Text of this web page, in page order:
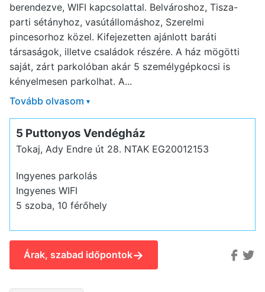
berendezve, WIFI kapcsolattal. Belvároshoz, Tisza-
parti sétányhoz, vasútállomáshoz, Szerelmi
pincesorhoz közel. Kifejezetten ajánlott baráti
társaságok, illetve családok részére. A ház mögötti
saját, zárt parkolóban akár 5 személygépkocsi is
kényelmesen parkolhat. A...
Tovább olvasom ▾
5 Puttonyos Vendégház
Tokaj, Ady Endre út 28. NTAK EG20012153
Ingyenes parkolás
Ingyenes WIFI
5 szoba, 10 férőhely
Árak, szabad időpontok→